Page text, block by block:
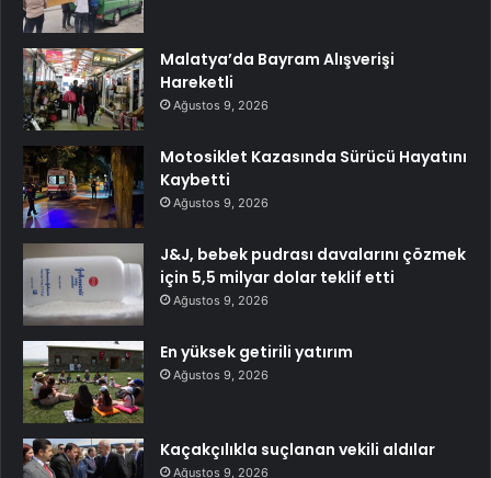
Malatya’da Bayram Alışverişi
Hareketli
Ağustos 9, 2026
Motosiklet Kazasında Sürücü Hayatını
Kaybetti
Ağustos 9, 2026
J&J, bebek pudrası davalarını çözmek
için 5,5 milyar dolar teklif etti
Ağustos 9, 2026
En yüksek getirili yatırım
Ağustos 9, 2026
Kaçakçılıkla suçlanan vekili aldılar
Ağustos 9, 2026